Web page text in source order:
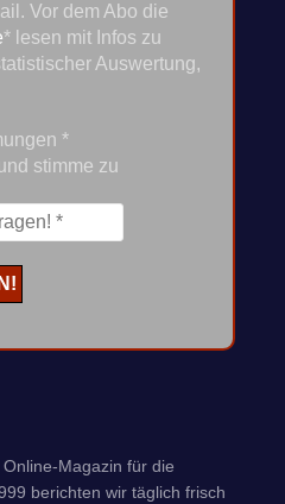
Vor dem Abo die
* lesen mit Infos zu
Auswertung,
*
stimme zu
Magazin für die
berichten wir täglich frisch